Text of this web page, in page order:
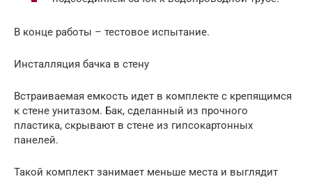
В конце работы – тестовое испытание.
Инсталляция бачка в стену
Встраиваемая емкость идет в комплекте с крепящимся
к стене унитазом. Бак, сделанный из прочного
пластика, скрывают в стене из гипсокартонных
панелей.
Такой комплект занимает меньше места и выглядит